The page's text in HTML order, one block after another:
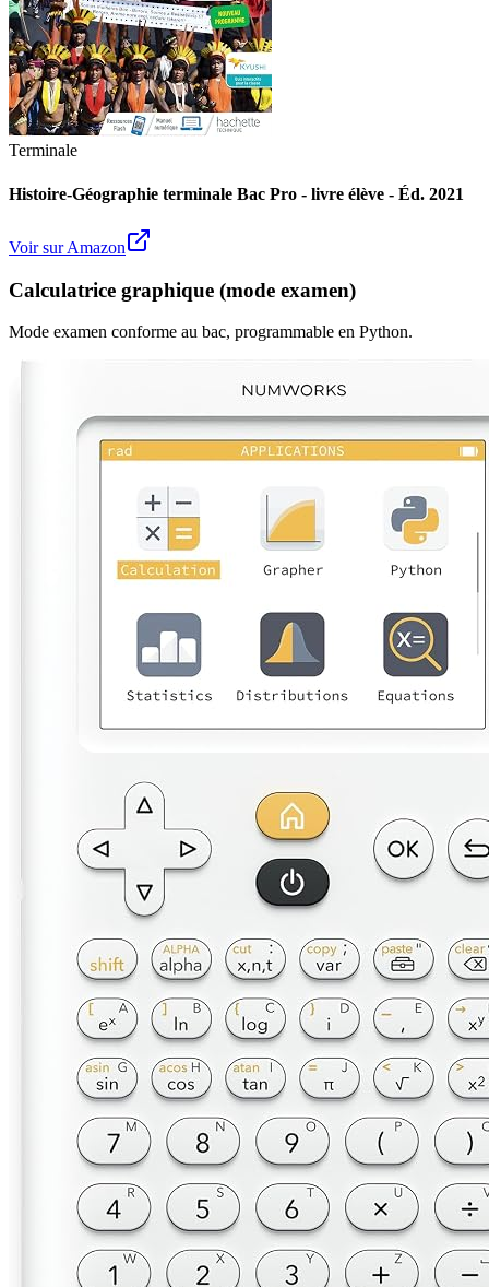
Terminale
Histoire-Géographie terminale Bac Pro - livre élève - Éd. 2021
Voir sur Amazon
Calculatrice graphique (mode examen)
Mode examen conforme au bac, programmable en Python.